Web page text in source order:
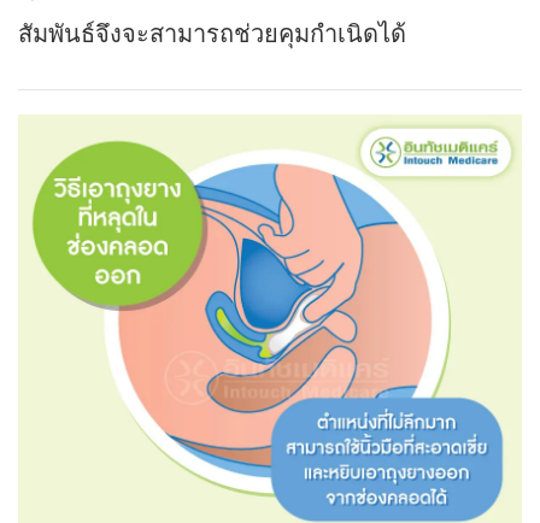
สัมพันธ์จึงจะสามารถช่วยคุมกำเนิดได้